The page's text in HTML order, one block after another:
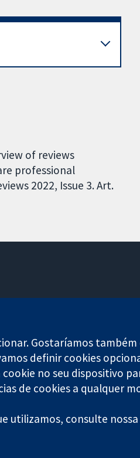
of reviews
professional
2022, Issue 3. Art.
limitada por garantia (nº
Termos e condições do site
Gostaríamos
definir cookies
no seu dispositivo
de cookies a qualquer
utilizamos, consulte nossa